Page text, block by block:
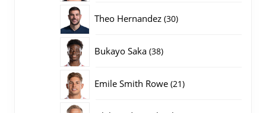
Theo Hernandez 3030
Bukayo Saka 3838
Emile Smith Rowe 2121